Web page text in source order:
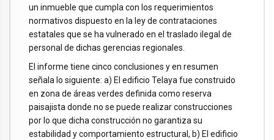
un inmueble que cumpla con los requerimientos
normativos dispuesto en la ley de contrataciones
estatales que se ha vulnerado en el traslado ilegal de
personal de dichas gerencias regionales.
El informe tiene cinco conclusiones y en resumen
señala lo siguiente: a) El edificio Telaya fue construido
en zona de áreas verdes definida como reserva
paisajista donde no se puede realizar construcciones
por lo que dicha construcción no garantiza su
estabilidad y comportamiento estructural, b) El edificio